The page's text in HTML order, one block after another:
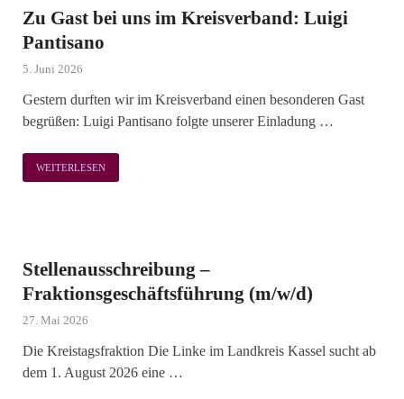
Zu Gast bei uns im Kreisverband: Luigi
Pantisano
5. Juni 2026
Gestern durften wir im Kreisverband einen besonderen Gast
begrüßen: Luigi Pantisano folgte unserer Einladung …
WEITERLESEN
Stellenausschreibung –
Fraktionsgeschäftsführung (m/w/d)
27. Mai 2026
Die Kreistagsfraktion Die Linke im Landkreis Kassel sucht ab
dem 1. August 2026 eine …